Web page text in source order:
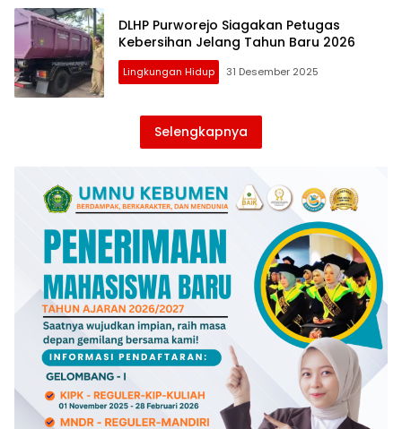
DLHP Purworejo Siagakan Petugas
Kebersihan Jelang Tahun Baru 2026
Lingkungan Hidup 31 Desember 2025
Selengkapnya